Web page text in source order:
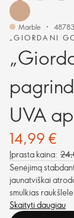
„GIORDANI
UVA
Marble 48783
14,99 €
Įprasta kaina:
Senėjimą
jaunatviškai
smulkias
natūralaus
Skaityti daugiau